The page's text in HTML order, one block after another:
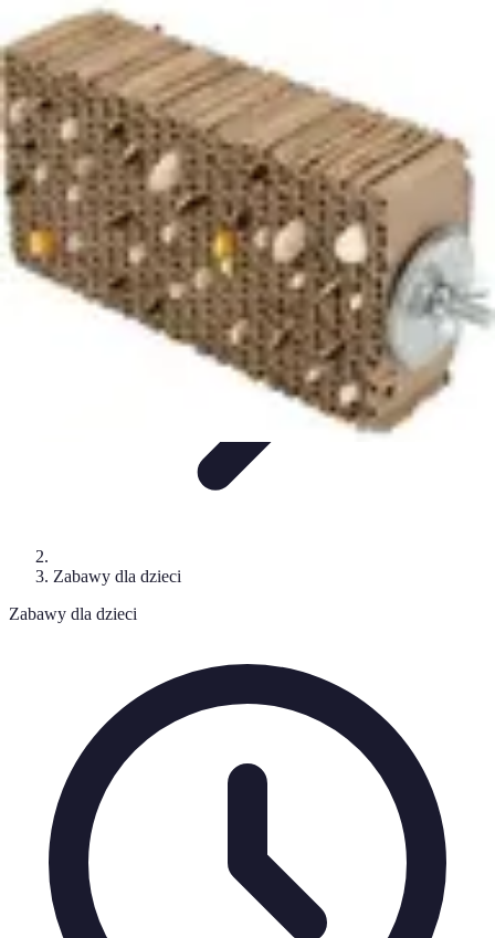
Zabawa i Rozrywka
Imprezy i Przyjęcia Zabawy dla dzieci
powietrzu
Organizacja imprezZabawy i Gry
Zabawa i Rozrywka
Zabawy dla dzieci
Zabawy dla dzieci